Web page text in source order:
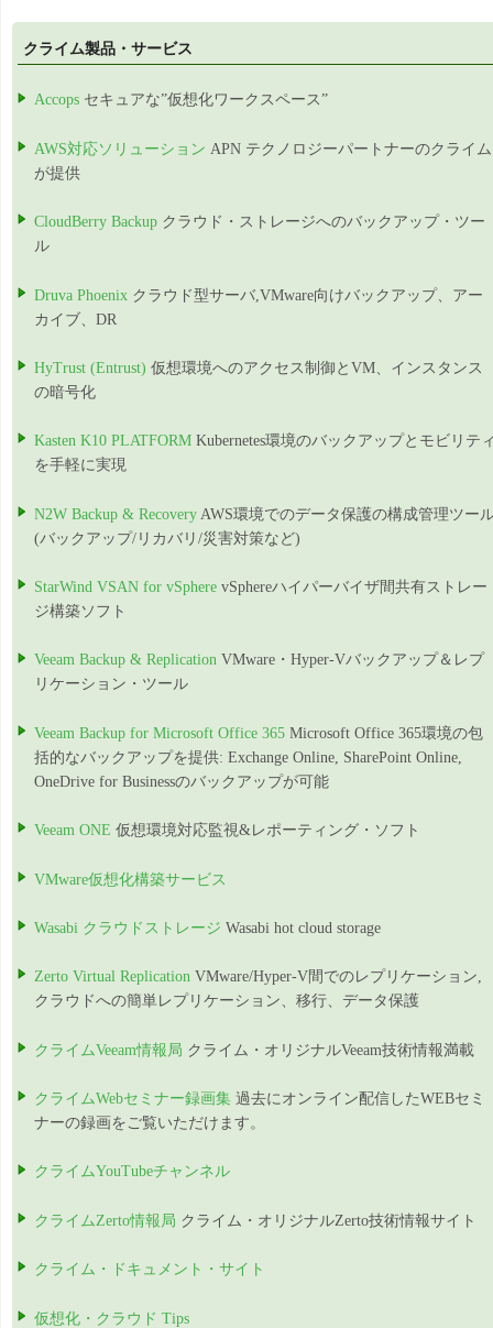
クライム製品・サービス
Accops セキュアな”仮想化ワークスペース”
AWS対応ソリューション APN テクノロジーパートナーのクライム
が提供
CloudBerry Backup クラウド・ストレージへのバックアップ・ツー
ル
Druva Phoenix クラウド型サーバ,VMware向けバックアップ、アー
カイブ、DR
HyTrust (Entrust) 仮想環境へのアクセス制御とVM、インスタンス
の暗号化
Kasten K10 PLATFORM Kubernetes環境のバックアップとモビリテ
を手軽に実現
N2W Backup & Recovery AWS環境でのデータ保護の構成管理ツー
(バックアップ/リカバリ/災害対策など)
StarWind VSAN for vSphere vSphereハイパーバイザ間共有ストレー
ジ構築ソフト
Veeam Backup & Replication VMware・Hyper-Vバックアップ＆レプ
リケーション・ツール
Veeam Backup for Microsoft Office 365 Microsoft Office 365環境の包
括的なバックアップを提供: Exchange Online, SharePoint Online,
OneDrive for Businessのバックアップが可能
Veeam ONE 仮想環境対応監視&レポーティング・ソフト
VMware仮想化構築サービス
Wasabi クラウドストレージ Wasabi hot cloud storage
Zerto Virtual Replication VMware/Hyper-V間でのレプリケーション,
クラウドへの簡単レプリケーション、移行、データ保護
クライムVeeam情報局 クライム・オリジナルVeeam技術情報満載
クライムWebセミナー録画集 過去にオンライン配信したWEBセミ
ナーの録画をご覧いただけます。
クライムYouTubeチャンネル
クライムZerto情報局 クライム・オリジナルZerto技術情報サイト
クライム・ドキュメント・サイト
仮想化・クラウド Tips